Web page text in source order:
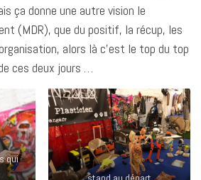
ça donne une autre vision le
(MDR), que du positif, la récup, les
alors là c’est le top du top
ces deux jours …
qui